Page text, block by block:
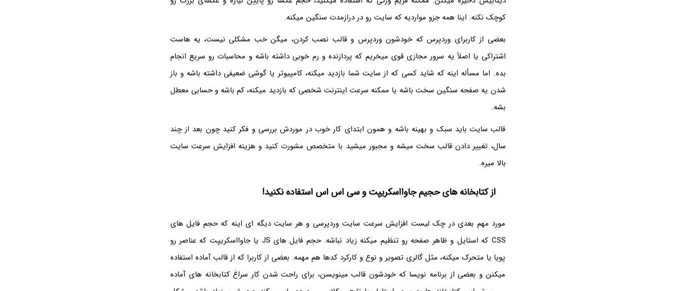
کوچک نکنه. اینا همه جزو مواردیه که سایت رو در درازمدت سنگین میکنه.
بعضی از کاربرای وردپرس که خودشون وردپرس و قالب نصب کردن، میگن خب مشکلی نیست، یه هاست
اشتراکی یا اصلاً یه سرور مجازی قوی میخریم که پردازنده و رم خوبی داشته باشه و محاسبات رو سریع انجام
بده. اما مسأله اینه که شاید کسی که از سایت شما بازدید میکنه، کامپیوتر یا گوشی ضعیفی داشته باشه و باز
شدن یه صفحه سنگین سخت باشه یا ممکنه سرعت اینترنت شخصی که بازدید میکنه، کم باشه و حسابی معطل
بشه.
قالب سایت باید سبک و بهینه باشه و همون ابتدای کار خوب در موردش بررسی و فکر کنید چون بعد از چند
سال، تغییر دادن قالب سخت میشه و مجبور میشید با متخصص مشورت کنید و هزینه افزایش سرعت سایت
بالا میره.
از کتابخانه های حجیم جاوااسکریپت و سی اس اس استفاده نکنید!
مورد مهم بعدی در چک لیست افزایش سرعت سایت وردپرسی و هر سایت دیگه ای اینه که حجم فایل های
CSS که استایل و ظاهر صفحه رو تنظیم میکنه زیاد نباشه. حجم فایل های JS یا جاوااسکریپت که عناصر رو
پویا یا متحرک میکنه، مثل گالری تصویر و نوع و کارکرد کدها هم مهمه. بعضی از کاربرا که از قالب آماده استفاده
میکنن و بعضی از برنامه نویسا که خودشون قالب مینویسن، برای راحت شدن کار سراغ کتابخانه های آماده